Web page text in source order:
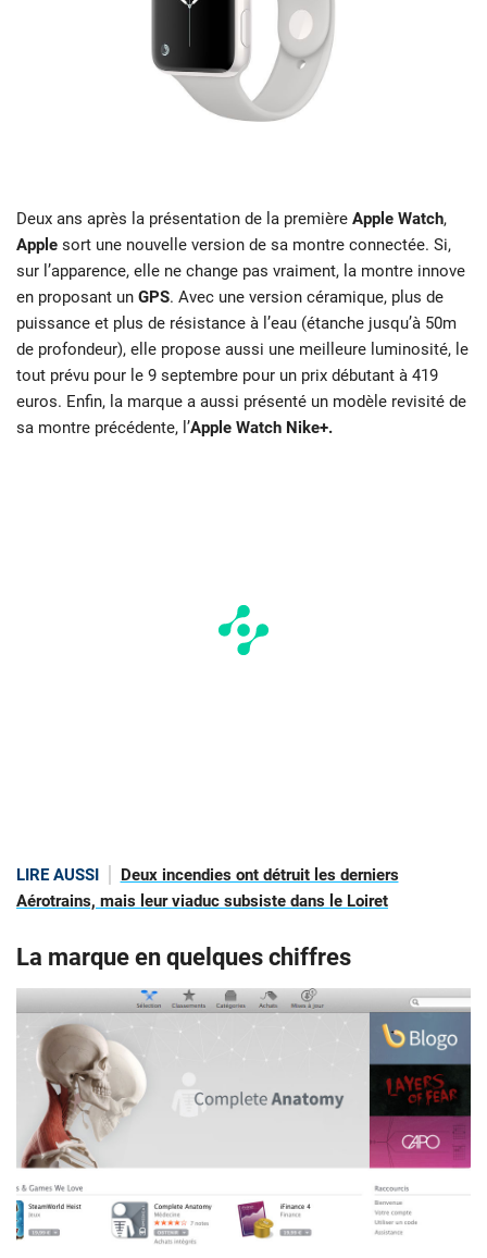
Deux ans après la présentation de la première Apple Watch,
Apple sort une nouvelle version de sa montre connectée. Si,
sur l’apparence, elle ne change pas vraiment, la montre innove
en proposant un GPS. Avec une version céramique, plus de
puissance et plus de résistance à l’eau (étanche jusqu’à 50m
de profondeur), elle propose aussi une meilleure luminosité, le
tout prévu pour le 9 septembre pour un prix débutant à 419
euros. Enfin, la marque a aussi présenté un modèle revisité de
sa montre précédente, l’Apple Watch Nike+.
LIRE AUSSI
Deux incendies ont détruit les derniers
Aérotrains, mais leur viaduc subsiste dans le Loiret
La marque en quelques chiffres